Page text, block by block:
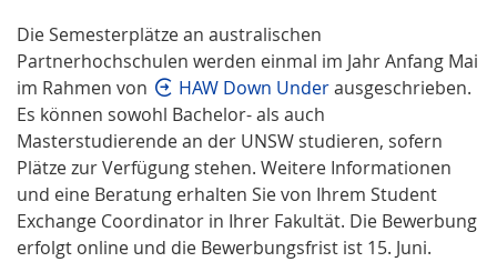
Die Semesterplätze an australischen
Partnerhochschulen werden einmal im Jahr Anfang Mai
im Rahmen von
HAW Down Underausgeschrieben.
Es können sowohl Bachelor- als auch
Masterstudierende an der UNSW studieren, sofern
Plätze zur Verfügung stehen. Weitere Informationen
und eine Beratung erhalten Sie von Ihrem Student
Exchange Coordinator in Ihrer Fakultät. Die Bewerbung
erfolgt online und die Bewerbungsfrist ist 15. Juni.